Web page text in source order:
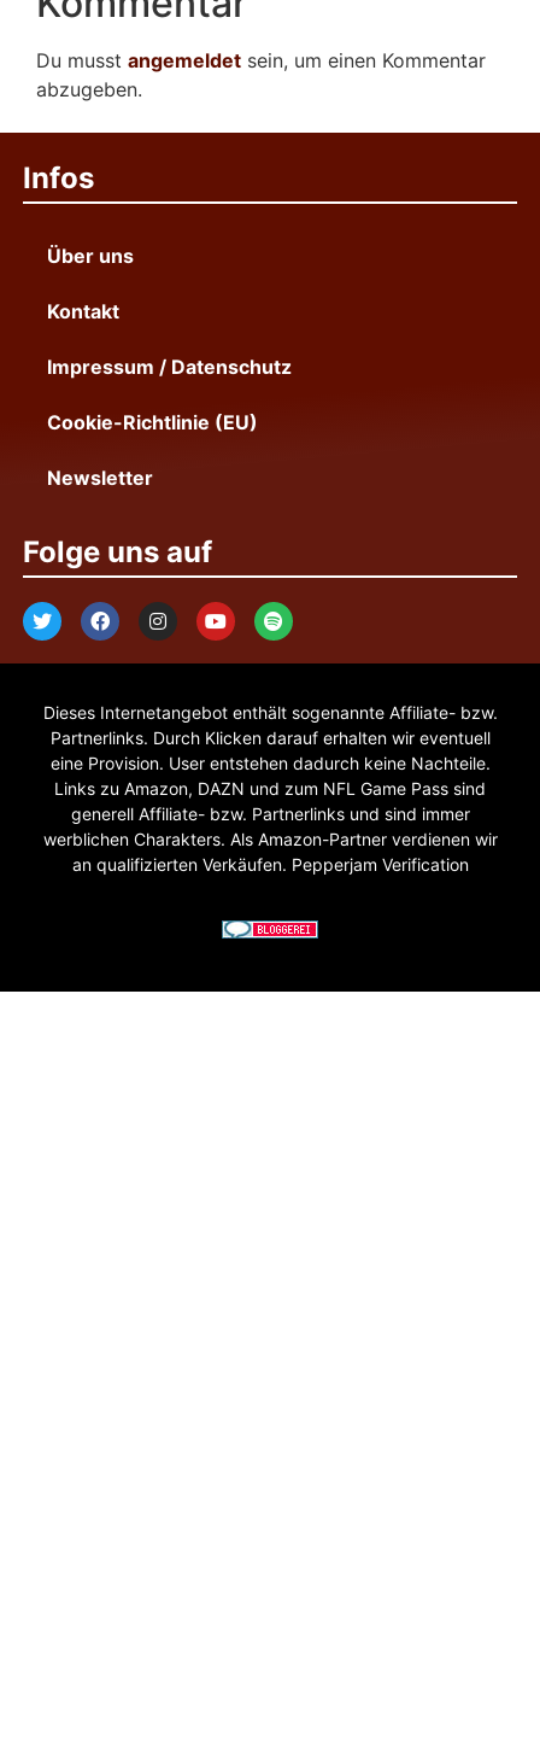
Du musst angemeldet sein, um einen Kommentar
abzugeben.
Infos
Über uns
Kontakt
Impressum / Datenschutz
Cookie-Richtlinie (EU)
Newsletter
Folge uns auf
Dieses Internetangebot enthält sogenannte Affiliate- bzw.
Partnerlinks. Durch Klicken darauf erhalten wir eventuell
eine Provision. User entstehen dadurch keine Nachteile.
Links zu Amazon, DAZN und zum NFL Game Pass sind
generell Affiliate- bzw. Partnerlinks und sind immer
werblichen Charakters. Als Amazon-Partner verdienen wir
an qualifizierten Verkäufen. Pepperjam Verification